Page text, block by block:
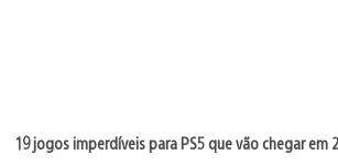
19 jogos imperdíveis para PS5 que vão chegar em